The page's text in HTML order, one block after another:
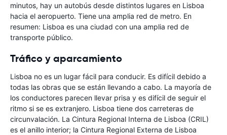
minutos, hay un autobús desde distintos lugares en Lisboa
hacia el aeropuerto. Tiene una amplia red de metro. En
resumen: Lisboa es una ciudad con una amplia red de
transporte público.
Tráfico y aparcamiento
Lisboa no es un lugar fácil para conducir. Es difícil debido a
todas las obras que se están llevando a cabo. La mayoría de
los conductores parecen llevar prisa y es difícil de seguir el
ritmo si se es extranjero. Lisboa tiene dos carreteras de
circunvalación. La Cintura Regional Interna de Lisboa (CRIL)
es el anillo interior; la Cintura Regional Externa de Lisboa